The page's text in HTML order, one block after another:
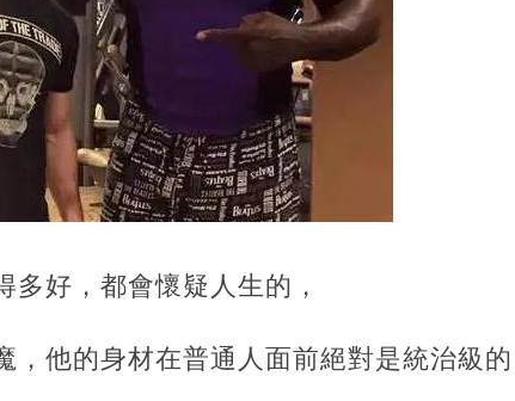
好，都會懷疑人生的，
，他的身材在普通人面前絕對是統治級